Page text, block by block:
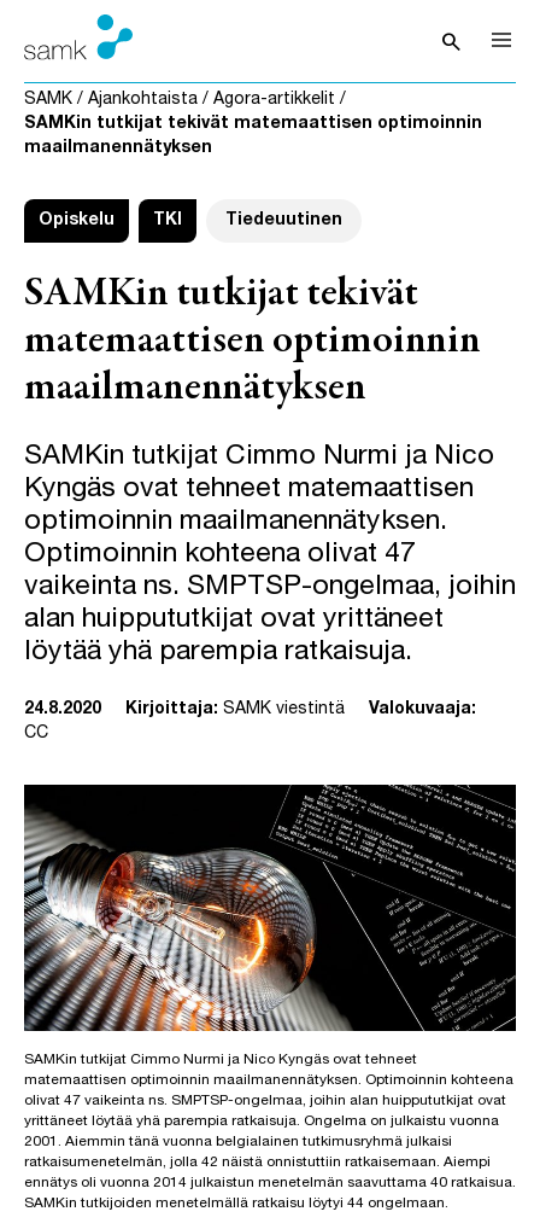
Siirry sisältöön
searchAvaa haku
SAMK / Ajankohtaista / Agora-artikkelit /
SAMKin tutkijat tekivät matemaattisen optimoinnin
maailmanennätyksen
Opiskelu TKI Tiedeuutinen
SAMKin tutkijat tekivät
matemaattisen optimoinnin
maailmanennätyksen
SAMKin tutkijat Cimmo Nurmi ja Nico
Kyngäs ovat tehneet matemaattisen
optimoinnin maailmanennätyksen.
Optimoinnin kohteena olivat 47
vaikeinta ns. SMPTSP-ongelmaa, joihin
alan huippututkijat ovat yrittäneet
löytää yhä parempia ratkaisuja.
24.8.2020 Kirjoittaja: SAMK viestintä
Valokuvaaja:
CC
SAMKin tutkijat Cimmo Nurmi ja Nico Kyngäs ovat tehneet
matemaattisen optimoinnin maailmanennätyksen. Optimoinnin kohteena
olivat 47 vaikeinta ns. SMPTSP-ongelmaa, joihin alan huippututkijat ovat
yrittäneet löytää yhä parempia ratkaisuja. Ongelma on julkaistu vuonna
2001. Aiemmin tänä vuonna belgialainen tutkimusryhmä julkaisi
ratkaisumenetelmän, jolla 42 näistä onnistuttiin ratkaisemaan. Aiempi
ennätys oli vuonna 2014 julkaistun menetelmän saavuttama 40 ratkaisua.
SAMKin tutkijoiden menetelmällä ratkaisu löytyi 44 ongelmaan.